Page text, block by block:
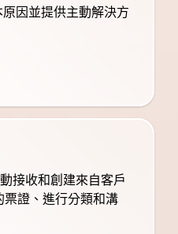
因並提供主動解決方
接收和創建來自客戶
證、進行分類和溝